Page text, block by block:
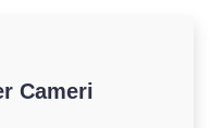
Cameri